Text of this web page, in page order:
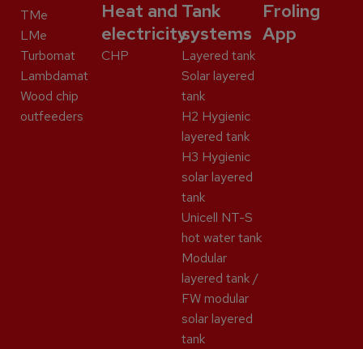
TMe
LMe
Turbomat
Lambdamat
Wood chip
outfeeders
Heat and
electricity
CHP
Tank
systems
Layered tank
Solar layered
tank
H2 Hygienic
layered tank
H3 Hygienic
solar layered
tank
Unicell NT-S
hot water tank
Modular
layered tank /
FW modular
solar layered
tank
Froling
App